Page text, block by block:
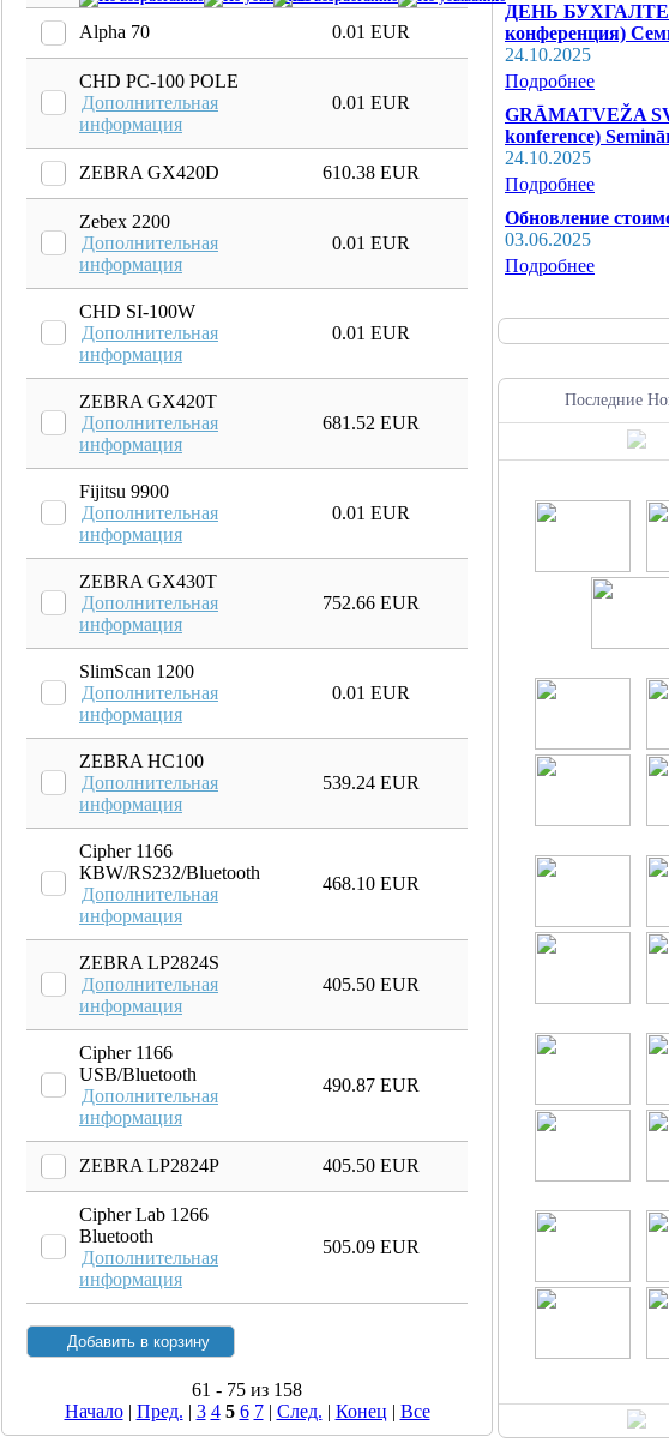
Alpha 70 0.01 EUR
CHD PC-100 POLE
Дополнительная
информация
0.01 EUR
ZEBRA GX420D 610.38 EUR
Zebex 2200
Дополнительная
информация
0.01 EUR
CHD SI-100W
Дополнительная
информация
0.01 EUR
ZEBRA GX420T
Дополнительная
информация
681.52 EUR
Fijitsu 9900
Дополнительная
информация
0.01 EUR
ZEBRA GX430T
Дополнительная
информация
752.66 EUR
SlimScan 1200
Дополнительная
информация
0.01 EUR
ZEBRA HC100
Дополнительная
информация
539.24 EUR
Cipher 1166
КВW/RS232/Bluetooth
Дополнительная
информация
468.10 EUR
ZEBRA LP2824S
Дополнительная
информация
405.50 EUR
Cipher 1166
USB/Bluetooth
Дополнительная
информация
490.87 EUR
ZEBRA LP2824P 405.50 EUR
Cipher Lab 1266
Bluetooth
Дополнительная
информация
505.09 EUR
61 - 75 из 158
Начало| Пред. | 3 4 5 6 7| След. | Конец | Все
ДЕНЬ
конференция)
24.10.2025
Подробнее
GRĀMATVEŽA
konference)
24.10.2025
Подробнее
Обновление
03.06.2025
Подробнее
Последние